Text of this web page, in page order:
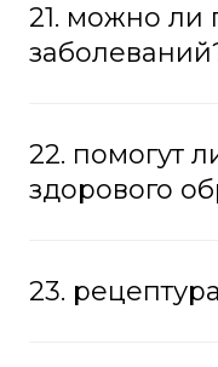
21. можно ли
22. помогут
здорового
23.